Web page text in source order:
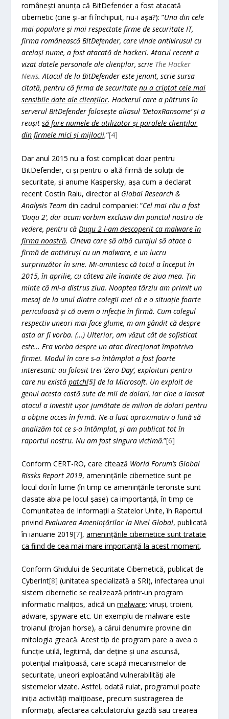
românești anunța că BitDefender a fost atacată
cibernetic (cine și-ar fi închipuit, nu-i așa?): ”Una din cele
mai populare și mai respectate firme de securitate IT,
firma românească BitDefender, care vinde antivirusul cu
același nume, a fost atacată de hackeri. Atacul recent a
vizat datele personale ale clienților, scrie The Hacker
News. Atacul de la BitDefender este jenant, scrie sursa
citată, pentru că firma de securitatenu a criptat cele mai
sensibile date ale clienților. Hackerul care a pătruns în
serverul BitDefender folosește aliasul ’DetoxRansome’ și a
reușitsă fure numele de utilizator și parolele clienților
din firmele mici și mijlocii.”[4]
Dar anul 2015 nu a fost complicat doar pentru
BitDefender, ci și pentru o altă firmă de soluții de
securitate, și anume Kaspersky, așa cum a declarat
recent Costin Raiu, director al Global Research &
Analysis Team din cadrul companiei: ”Cel mai rău a fost
’Duqu 2’, dar acum vorbim exclusiv din punctul nostru de
vedere, pentru că Duqu 2 l-am descoperit ca malware în
firma noastră. Cineva care să aibă curajul să atace o
firmă de antiviruși cu un malware, e un lucru
surprinzător în sine. Mi-amintesc că totul a început în
2015, în aprilie, cu câteva zile înainte de ziua mea. Țin
minte că mi-a distrus ziua. Noaptea târziu am primit un
mesaj de la unul dintre colegii mei că e o situație foarte
periculoasă și că avem o infecție în firmă. Cum colegul
respectiv uneori mai face glume, m-am gândit că despre
asta ar fi vorba. (…) Ulterior, am văzut cât de sofisticat
este… Era vorba despre un atac direcționat împotriva
firmei. Modul în care s-a întâmplat a fost foarte
interesant: au folosit trei ’Zero-Day’, exploituri pentru
care nu existăpatch[5] de la Microsoft. Un exploit de
genul acesta costă sute de mii de dolari, iar cine a lansat
atacul a investit ușor jumătate de milion de dolari pentru
a obține acces în firmă. Ne-a luat aproximativ o lună să
analizăm tot ce s-a întâmplat, și am publicat tot în
raportul nostru. Nu am fost singura victimă.”[6]
Conform CERT-RO, care citează World Forum’s Global
Rissks Report 2019, amenințările cibernetice sunt pe
locul doi în lume (în timp ce amenințările teroriste sunt
clasate abia pe locul șase) ca importanță, în timp ce
Comunitatea de Informații a Statelor Unite, în Raportul
privindEvaluarea Amenințărilor la Nivel Global, publicată
în ianuarie 2019[7],amenințările cibernetice sunt tratate
ca fiind de cea mai mare importanță la acest moment.
Conform Ghidului de Securitate Cibernetică, publicat de
CyberInt[8] (unitatea specializată a SRI), infectarea unui
sistem cibernetic se realizează printr-un program
informatic malițios, adică unmalware: viruși, troieni,
adware, spyware etc. Un exemplu de malware este
troianul (trojan horse), a cărui denumire provine din
mitologia greacă. Acest tip de program pare a avea o
funcție utilă, legitimă, dar deține și una ascunsă,
potențial malițioasă, care scapă mecanismelor de
securitate, uneori exploatând vulnerabilități ale
sistemelor vizate. Astfel, odată rulat, programul poate
iniția activități malițioase, precum sustragerea de
informații, afectarea calculatorului gazdă sau crearea